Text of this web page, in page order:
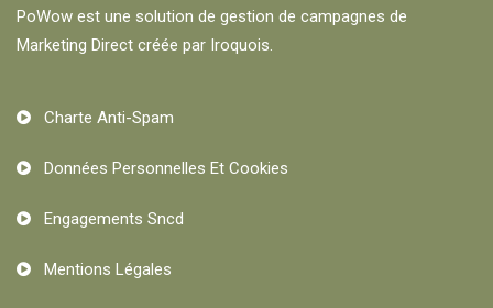
PoWow est une solution de gestion de campagnes de
Marketing Direct créée par Iroquois.
Charte Anti-Spam
Données Personnelles Et Cookies
Engagements Sncd
Mentions Légales